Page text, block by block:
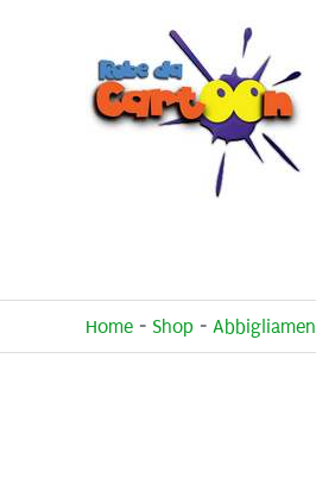
Home - Shop -